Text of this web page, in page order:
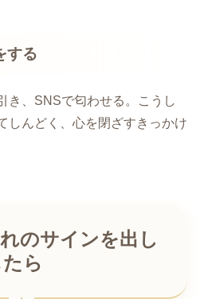
する
き、SNSで匂わせる。こうし
しんどく、心を閉ざすきっかけ
のサインを出し
ら